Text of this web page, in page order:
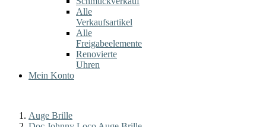
Alle
Verkaufsartikel
Alle
Freigabeelemente
Renovierte
Uhren
Mein Konto
Auge Brille